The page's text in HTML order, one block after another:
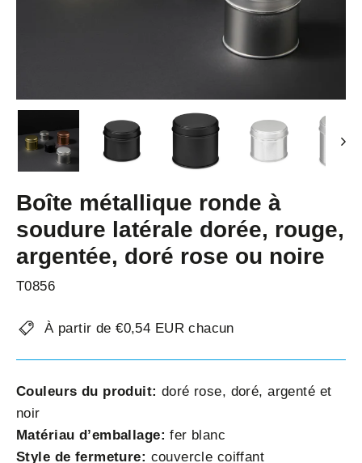
Boîte métallique ronde à
soudure latérale dorée, rouge,
argentée, doré rose ou noire
T0856
À partir de €0,54 EUR chacun
Couleurs du produit: doré rose, doré, argenté et
noir
Matériau d’emballage: fer blanc
Style de fermeture: couvercle coiffant